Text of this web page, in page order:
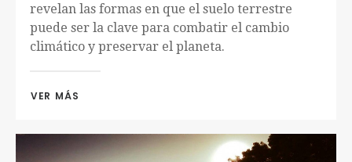
revelan las formas en que el suelo terrestre
puede ser la clave para combatir el cambio
climático y preservar el planeta.
VER MÁS